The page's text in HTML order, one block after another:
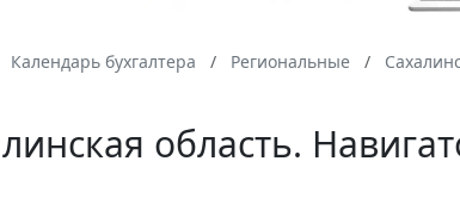
Календарь бухгалтера Региональные
область.